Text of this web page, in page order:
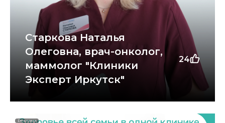
Старкова Наталья
Олеговна, врач-онколог,
маммолог "Клиники
Эксперт Иркутск"
24
Реклама